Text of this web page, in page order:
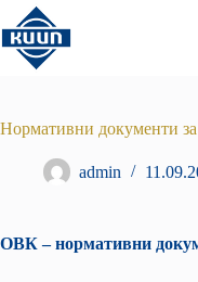
Преминаване
към
съдържанието
Нормативни документи за
admin
ОВК –нормативни